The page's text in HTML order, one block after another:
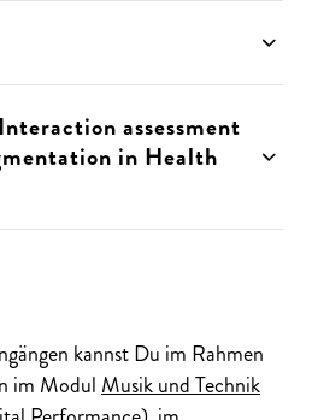
assessment
in Health
kannst Du im Rahmen
im ModulMusik und Technik